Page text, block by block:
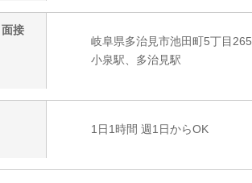
接
岐阜県多治見市池田町5丁目265
小泉駅、多治見駅
1日1時間 週1日からOK